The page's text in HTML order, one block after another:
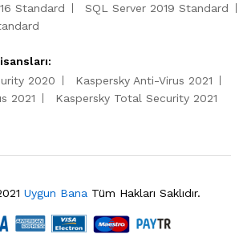
Standard
SQL Server 2019 Standard
2020
Kaspersky Anti-Virus 2021
2021
Kaspersky Total Security 2021
Uygun Bana Tüm Hakları Saklıdır.